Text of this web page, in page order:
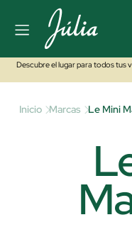
Descubre el lugar para todos tus
Inicio Marcas Le Mini